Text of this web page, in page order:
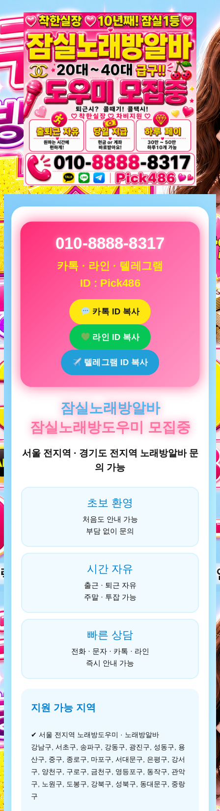
010-8888-8317
카톡 · 라인 · 텔레그램
ID : Pick486
카톡 ID 복사
라인 ID 복사
텔레그램 ID 복사
잠실노래방알바
잠실노래방도우미 모집중
서울 전지역 · 경기도 전지역 노래방알바 문
의 가능
초보 환영
처음도 안내 가능
부담 없이 문의
시간 자유
출근 · 퇴근 자유
주말 · 투잡 가능
빠른 상담
전화 · 문자 · 카톡 · 라인
즉시 안내 가능
지원 가능 지역
✔ 서울 전지역 노래방도우미 · 노래방알바
강남구, 서초구, 송파구, 강동구, 광진구, 성동구, 용
산구, 중구, 종로구, 마포구, 서대문구, 은평구, 강서
구, 양천구, 구로구, 금천구, 영등포구, 동작구, 관악
구, 노원구, 도봉구, 강북구, 성북구, 동대문구, 중랑
구